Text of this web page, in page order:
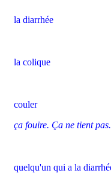
la diarrhée
la colique
couler
ça fouire. Ça ne tient pas.
quelqu'un qui a la